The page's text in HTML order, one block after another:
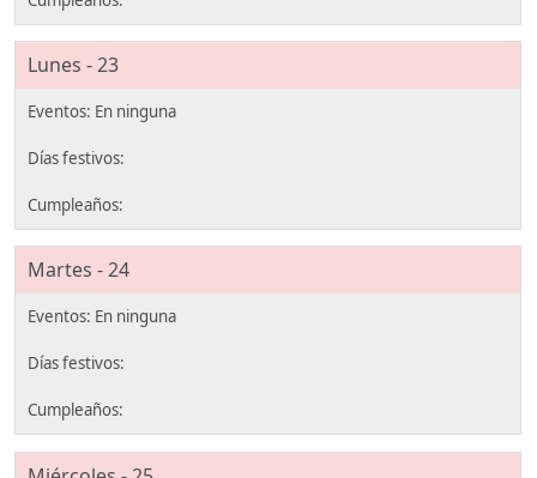
Lunes - 23
Martes - 24